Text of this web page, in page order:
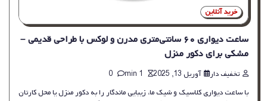
خرید آنلاین
ساعت دیواری ۶۰ سانتی‌متری مدرن و لوکس با طراحی قدیمی –
مشکی برای دکور منزل
تخفیف دار آوریل 13, 2025
با ساعت دیواری کلاسیک و شیک ما، زیبایی ماندگار را به دکور منزل یا محل کارتان